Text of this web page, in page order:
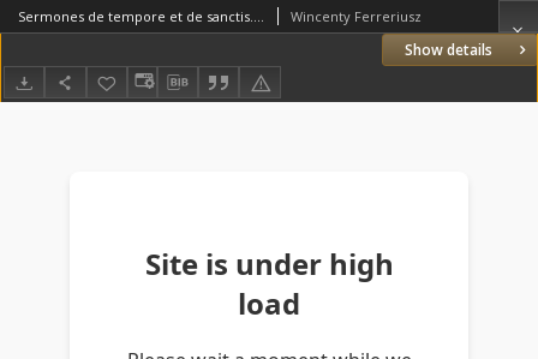
Show details
Sermones de tempore et de sanctis. P.II. Pars estivalis Wincenty Ferreriusz